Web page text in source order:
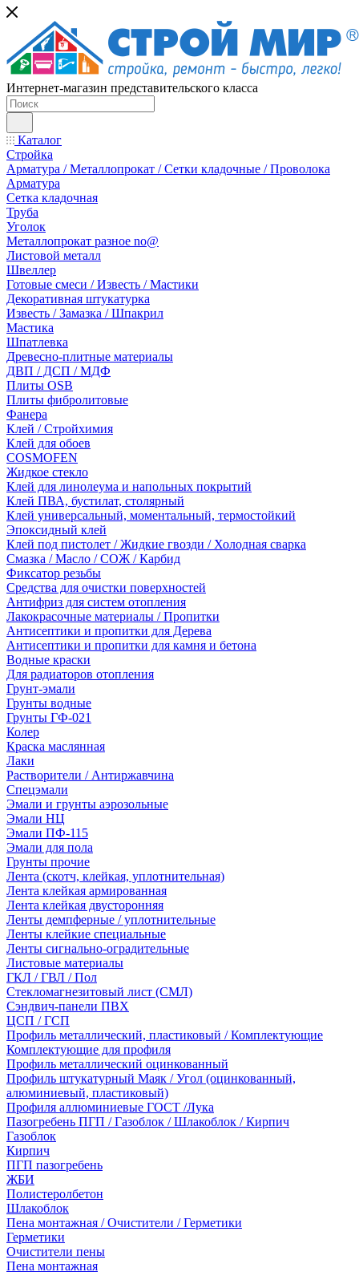
Интернет-магазин представительского класса
Каталог
Стройка
Арматура / Металлопрокат / Сетки кладочные / Проволока
Арматура
Сетка кладочная
Труба
Уголок
Металлопрокат разное no@
Листовой металл
Швеллер
Готовые смеси / Известь / Мастики
Декоративная штукатурка
Известь / Замазка / Шпакрил
Мастика
Шпатлевка
Древесно-плитные материалы
ДВП / ДСП / МДФ
Плиты OSB
Плиты фибролитовые
Фанера
Клей / Стройхимия
Клей для обоев
COSMOFEN
Жидкое стекло
Клей для линолеума и напольных покрытий
Клей ПВА, бустилат, столярный
Клей универсальный, моментальный, термостойкий
Эпоксидный клей
Клей под пистолет / Жидкие гвозди / Холодная сварка
Смазка / Масло / СОЖ / Карбид
Фиксатор резьбы
Средства для очистки поверхностей
Антифриз для систем отопления
Лакокрасочные материалы / Пропитки
Антисептики и пропитки для Дерева
Антисептики и пропитки для камня и бетона
Водные краски
Для радиаторов отопления
Грунт-эмали
Грунты водные
Грунты ГФ-021
Колер
Краска маслянная
Лаки
Растворители / Антиржавчина
Спецэмали
Эмали и грунты аэрозольные
Эмали НЦ
Эмали ПФ-115
Эмали для пола
Грунты прочие
Лента (скотч, клейкая, уплотнительная)
Лента клейкая армированная
Лента клейкая двусторонняя
Ленты демпферные / уплотнительные
Ленты клейкие специальные
Ленты сигнально-оградительные
Листовые материалы
ГКЛ / ГВЛ / Пол
Стекломагнезитовый лист (СМЛ)
Сэндвич-панели ПВХ
ЦСП / ГСП
Профиль металлический, пластиковый / Комплектующие
Комплектующие для профиля
Профиль металлический оцинкованный
Профиль штукатурный Маяк / Угол (оцинкованный,
алюминиевый, пластиковый)
Профиля аллюминиевые ГОСТ /Лука
Пазогребень ПГП / Газоблок / Шлакоблок / Кирпич
Газоблок
Кирпич
ПГП пазогребень
ЖБИ
Полистеролбетон
Шлакоблок
Пена монтажная / Очистители / Герметики
Герметики
Очистители пены
Пена монтажная